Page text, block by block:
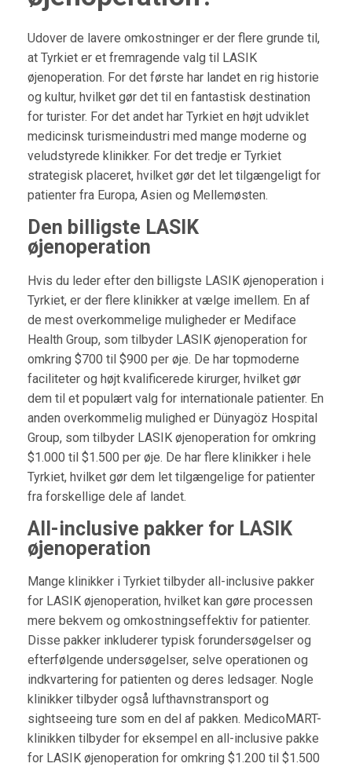
Udover de lavere omkostninger er der flere grunde til,
at Tyrkiet er et fremragende valg til LASIK
øjenoperation. For det første har landet en rig historie
og kultur, hvilket gør det til en fantastisk destination
for turister. For det andet har Tyrkiet en højt udviklet
medicinsk turismeindustri med mange moderne og
veludstyrede klinikker. For det tredje er Tyrkiet
strategisk placeret, hvilket gør det let tilgængeligt for
patienter fra Europa, Asien og Mellemøsten.
Den billigste LASIK
øjenoperation
Hvis du leder efter den billigste LASIK øjenoperation i
Tyrkiet, er der flere klinikker at vælge imellem. En af
de mest overkommelige muligheder er Mediface
Health Group, som tilbyder LASIK øjenoperation for
omkring $700 til $900 per øje. De har topmoderne
faciliteter og højt kvalificerede kirurger, hvilket gør
dem til et populært valg for internationale patienter. En
anden overkommelig mulighed er Dünyagöz Hospital
Group, som tilbyder LASIK øjenoperation for omkring
$1.000 til $1.500 per øje. De har flere klinikker i hele
Tyrkiet, hvilket gør dem let tilgængelige for patienter
fra forskellige dele af landet.
All-inclusive pakker for LASIK
øjenoperation
Mange klinikker i Tyrkiet tilbyder all-inclusive pakker
for LASIK øjenoperation, hvilket kan gøre processen
mere bekvem og omkostningseffektiv for patienter.
Disse pakker inkluderer typisk forundersøgelser og
efterfølgende undersøgelser, selve operationen og
indkvartering for patienten og deres ledsager. Nogle
klinikker tilbyder også lufthavnstransport og
sightseeing ture som en del af pakken. MedicoMART-
klinikken tilbyder for eksempel en all-inclusive pakke
for LASIK øjenoperation for omkring $1.200 til $1.500